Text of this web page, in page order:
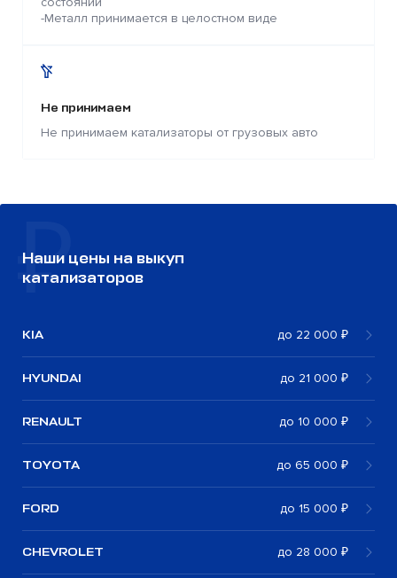
-Металл принимается в целостном виде
Не принимаем
Не принимаем катализаторы от грузовых авто
Наши цены на выкуп
катализаторов
KIA до 22 000 ₽
HYUNDAI до 21 000 ₽
RENAULT до 10 000 ₽
TOYOTA до 65 000 ₽
FORD до 15 000 ₽
CHEVROLET до 28 000 ₽